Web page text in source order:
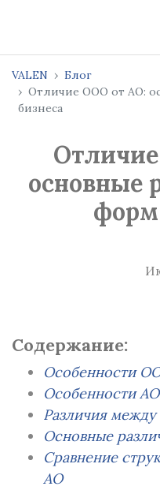
VALEN
Блог
Отличие ООО от АО:
бизнеса
основные
форм
Содержание:
Особенности
Особенности АО
Различия
Основные
Сравнение
АО